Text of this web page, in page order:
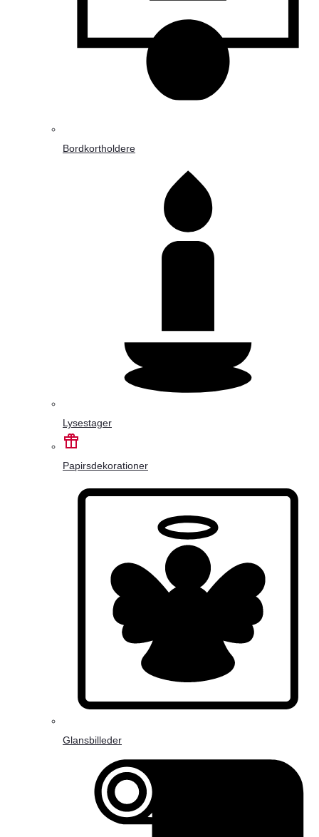
Bordkortholdere
Lysestager
Papirsdekorationer
Glansbilleder